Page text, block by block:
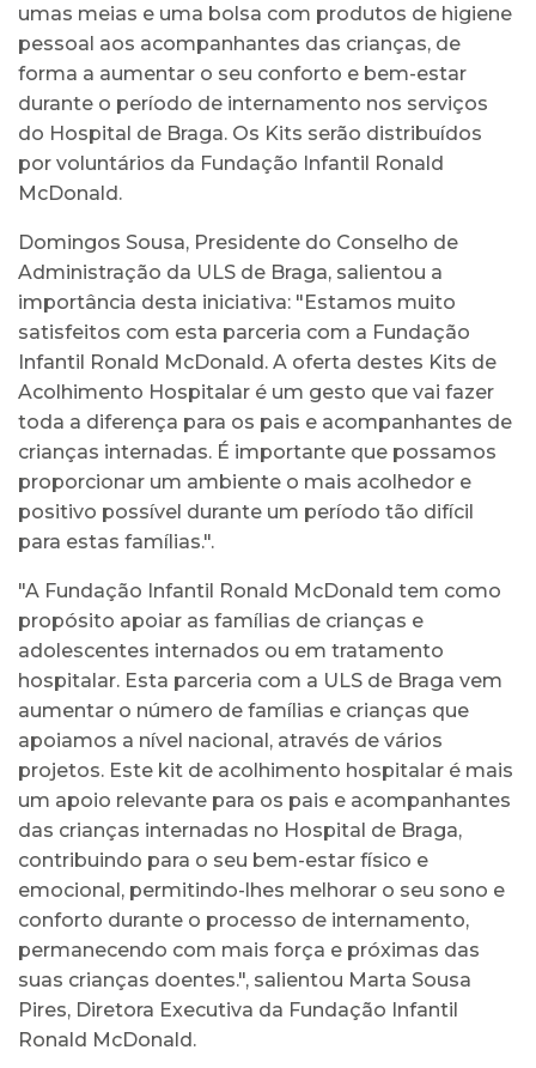
umas meias e uma bolsa com produtos de higiene
pessoal aos acompanhantes das crianças, de
forma a aumentar o seu conforto e bem-estar
durante o período de internamento nos serviços
do Hospital de Braga. Os Kits serão distribuídos
por voluntários da Fundação Infantil Ronald
McDonald.
Domingos Sousa, Presidente do Conselho de
Administração da ULS de Braga, salientou a
importância desta iniciativa: "Estamos muito
satisfeitos com esta parceria com a Fundação
Infantil Ronald McDonald. A oferta destes Kits de
Acolhimento Hospitalar é um gesto que vai fazer
toda a diferença para os pais e acompanhantes de
crianças internadas. É importante que possamos
proporcionar um ambiente o mais acolhedor e
positivo possível durante um período tão difícil
para estas famílias.".
"A Fundação Infantil Ronald McDonald tem como
propósito apoiar as famílias de crianças e
adolescentes internados ou em tratamento
hospitalar. Esta parceria com a ULS de Braga vem
aumentar o número de famílias e crianças que
apoiamos a nível nacional, através de vários
projetos. Este kit de acolhimento hospitalar é mais
um apoio relevante para os pais e acompanhantes
das crianças internadas no Hospital de Braga,
contribuindo para o seu bem-estar físico e
emocional, permitindo-lhes melhorar o seu sono e
conforto durante o processo de internamento,
permanecendo com mais força e próximas das
suas crianças doentes.", salientou Marta Sousa
Pires, Diretora Executiva da Fundação Infantil
Ronald McDonald.